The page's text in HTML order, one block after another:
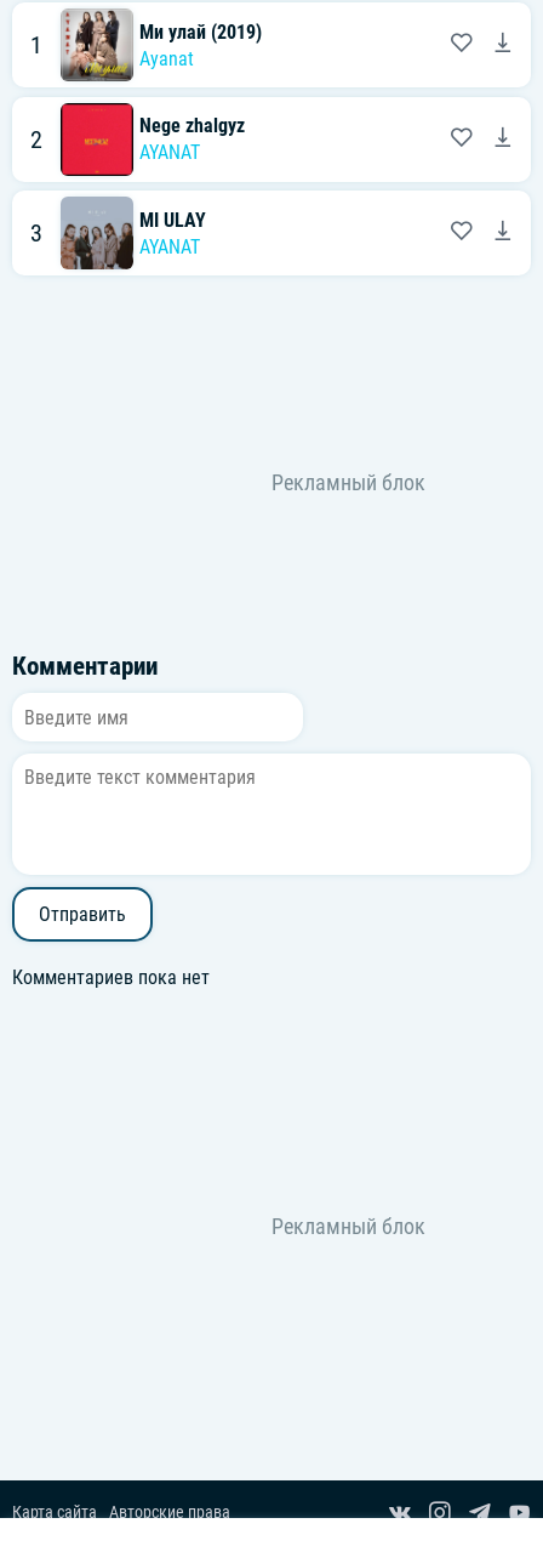
1
Ми улай (2019)
Ayanat
2
Nege zhalgyz
AYANAT
3
MI ULAY
AYANAT
Комментарии
Отправить
Комментариев пока нет
Карта сайта
Авторские права